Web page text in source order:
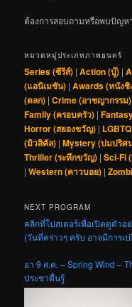
ต้องการสอบถามหรือพบปัญห
หมวดหมู่ประเภทภาพยนตร์
Series (ซีรีส์) |Action (บู๊) |
(แอนิเมชัน) |Awards (หนังชิ
(ตลก) |Crime (อาชญากรรม)
Family (ครอบครัว) |
Horror (สยองขวัญ) |
(มิวสิคัล) |Mystery (ปมปริศ
Thriller (ระทึกขวัญ) |Sci-Fi
|Western (คาวบอย) |
NEXT PROGRAM
คลิกที่โปสเตอร์เพื่อเปิดดูตัวอ
(วันที่คร่าวๆ ครับ อาจมีการเ
อา 9 ส.ค. – Spring Wind –
ประชาตื่นรู้